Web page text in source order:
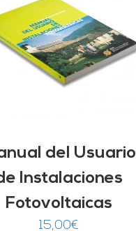
del Usuario
Instalaciones
Fotovoltaicas
15,00€
AÑADIR AL CARRITO
/
DETALLES